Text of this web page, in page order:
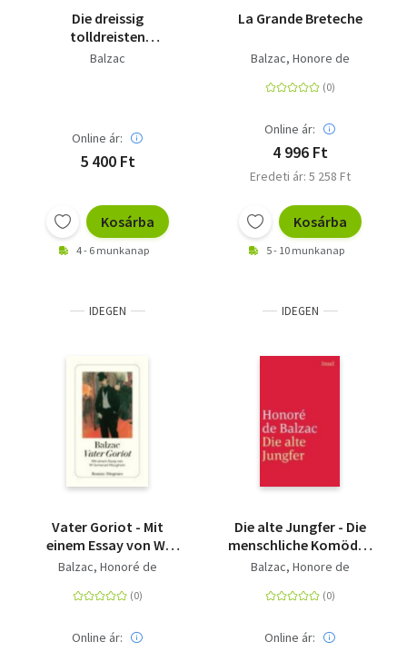
Die dreissig
tolldreisten
Geschichten
Balzac
Online ár:
5 400 Ft
Kosárba
4 - 6 munkanap
La Grande Breteche
Balzac, Honore de
Online ár:
4 996 Ft
Eredeti ár: 5 258 Ft
Kosárba
5 - 10 munkanap
IDEGEN
Vater Goriot - Mit
einem Essay von W.
Sommerset Maugham
Balzac, Honoré de
Online ár:
IDEGEN
Die alte Jungfer - Die
menschliche Komödie.
Die großen Romane
Balzac, Honore de
Online ár: